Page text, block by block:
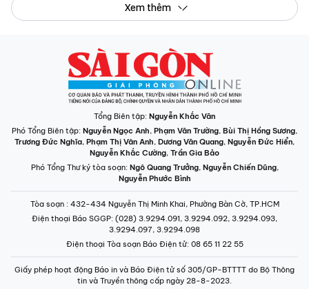
Xem thêm
Tổng Biên tập: Nguyễn Khắc Văn
Phó Tổng Biên tập: Nguyễn Ngọc Anh, Phạm Văn Trường, Bùi Thị Hồng Sương,
Trương Đức Nghĩa, Phạm Thị Vân Anh, Dương Văn Quang, Nguyễn Đức Hiển,
Nguyễn Khắc Cường, Trần Gia Bảo
Phó Tổng Thư ký tòa soạn: Ngô Quang Trưởng, Nguyễn Chiến Dũng,
Nguyễn Phước Bình
Tòa soạn : 432-434 Nguyễn Thị Minh Khai, Phường Bàn Cờ, TP.HCM
Điện thoại Báo SGGP: (028) 3.9294.091, 3.9294.092, 3.9294.093,
3.9294.097, 3.9294.098
Điện thoại Tòa soạn Báo Điện tử: 08 65 11 22 55
Giấy phép hoạt động Báo in và Báo Điện tử số 305/GP-BTTTT do Bộ Thông
tin và Truyền thông cấp ngày 28-8-2023.